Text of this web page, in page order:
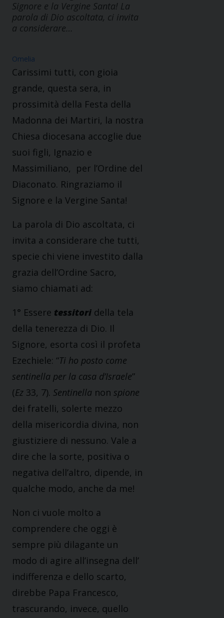
Signore e la Vergine Santa! La
parola di Dio ascoltata, ci invita
a considerare…
Omelia
Carissimi tutti, con gioia
grande, questa sera, in
prossimità della Festa della
Madonna dei Martiri, la nostra
Chiesa diocesana accoglie due
suoi figli, Ignazio e
Massimiliano, per l’Ordine del
Diaconato. Ringraziamo il
Signore e la Vergine Santa!
La parola di Dio ascoltata, ci
invita a considerare che tutti,
specie chi viene investito dalla
grazia dell’Ordine Sacro,
siamo chiamati ad:
1° Essere tessitori della tela
della tenerezza di Dio. Il
Signore, esorta così il profeta
Ezechiele: “Ti ho posto come
sentinella per la casa d’Israele”
(Ez 33, 7). Sentinella non spione
dei fratelli, solerte mezzo
della misericordia divina, non
giustiziere di nessuno. Vale a
dire che la sorte, positiva o
negativa dell’altro, dipende, in
qualche modo, anche da me!
Non ci vuole molto a
comprendere che oggi è
sempre più dilagante un
modo di agire all’insegna dell’
indifferenza e dello scarto,
direbbe Papa Francesco,
trascurando, invece, quello